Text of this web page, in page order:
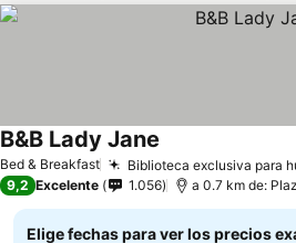
Bed & Breakfast Biblioteca exclusiva para
B&B Lady Jane
9,2 Excelente 1.056 a 0.7 km de:
Elige fechas para ver los precios